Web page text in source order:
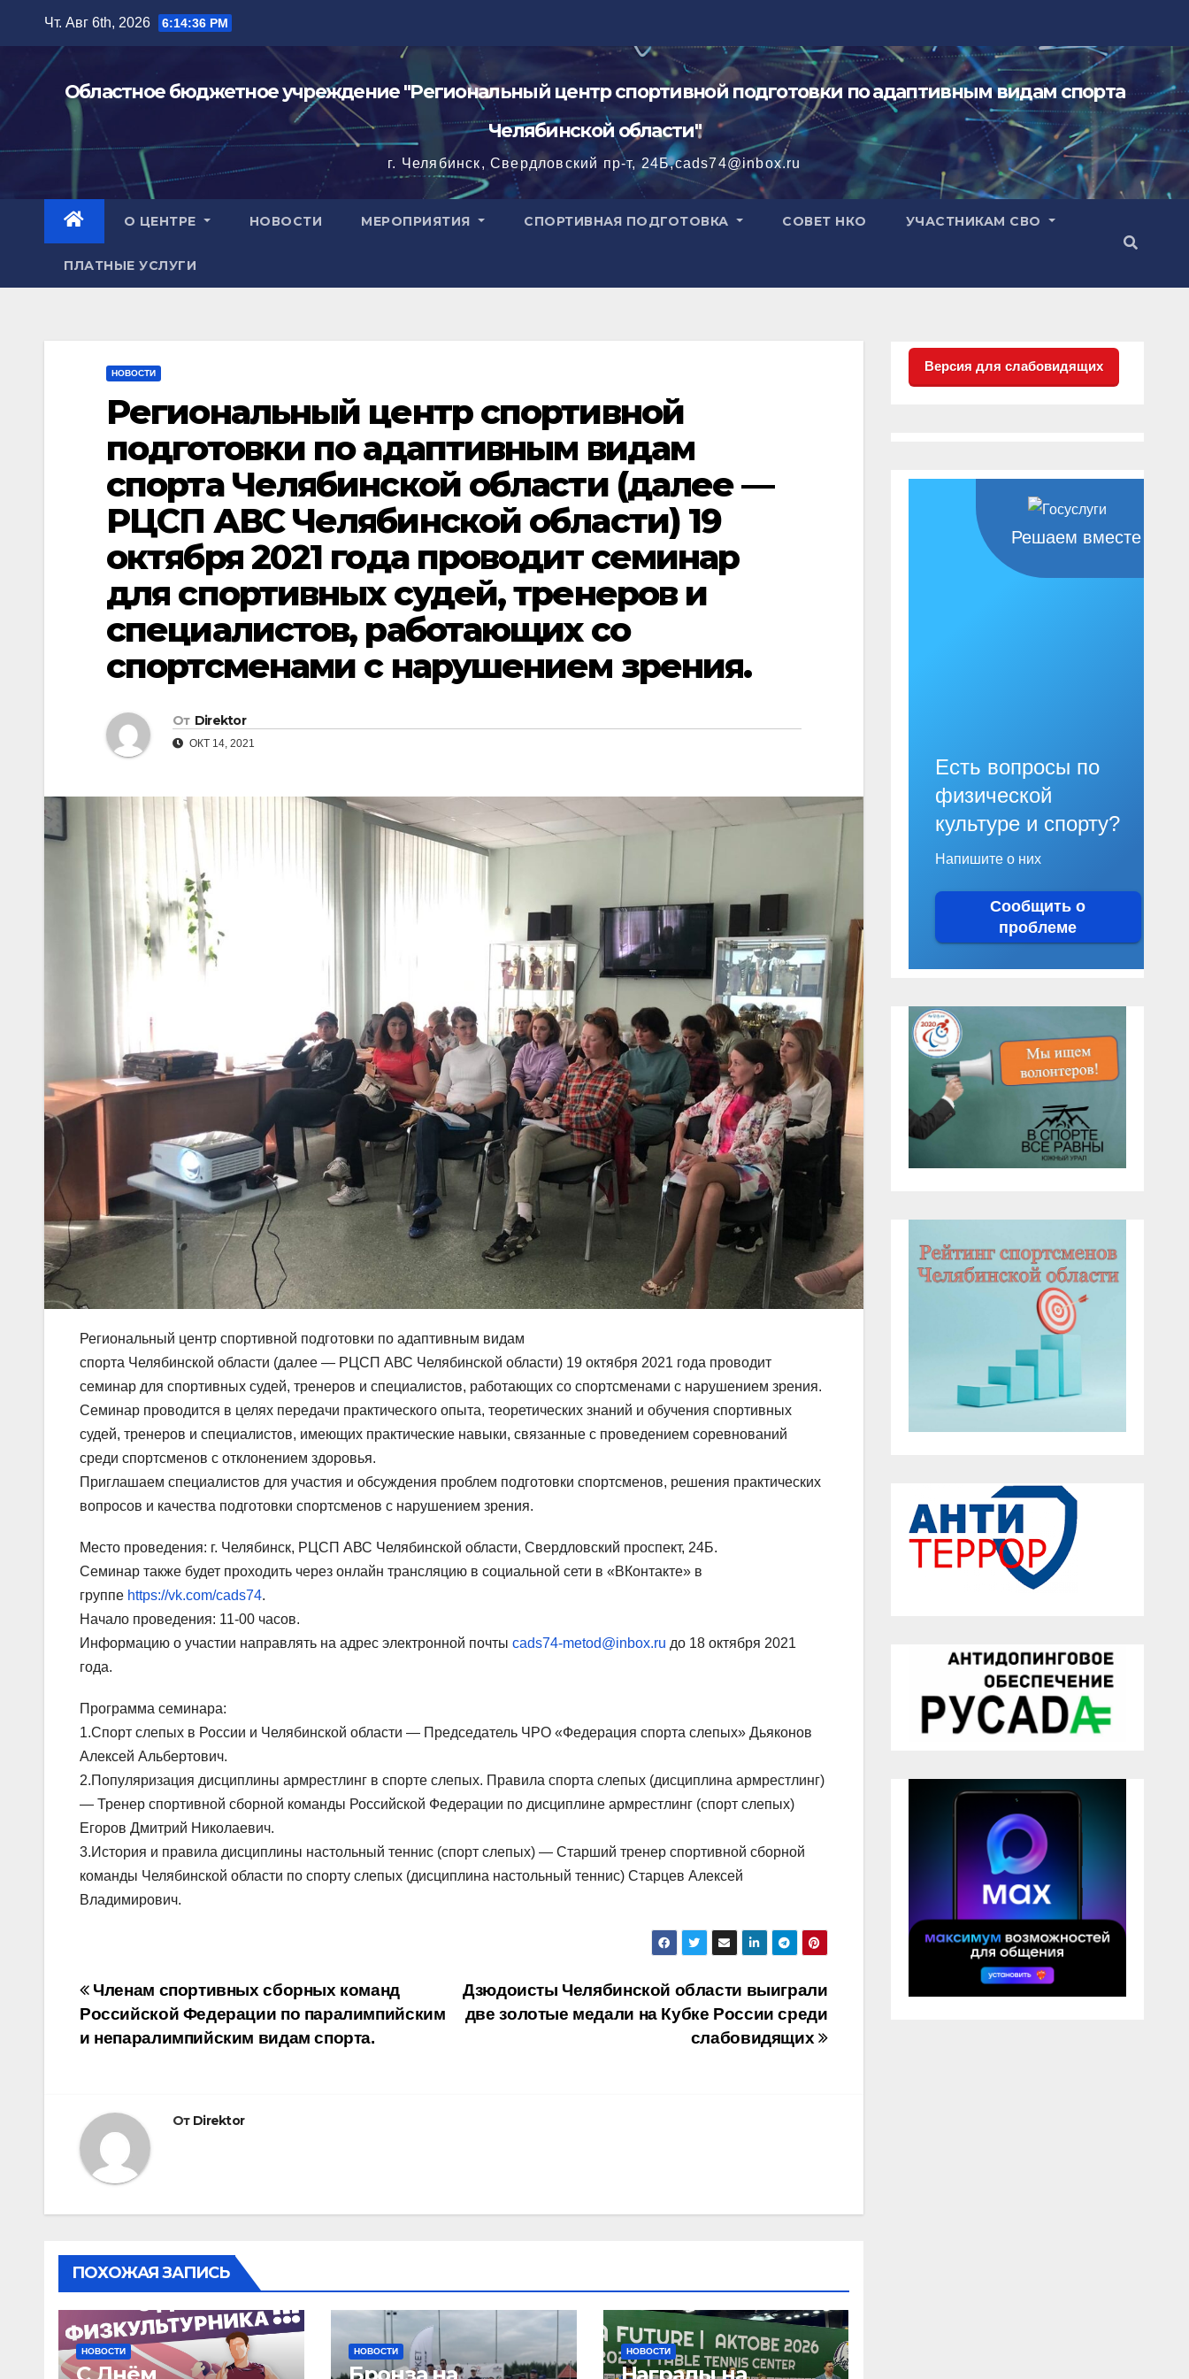
содержимому
Чт. Авг 6th, 2026 6:14:38 PM
Областное бюджетное учреждение "Региональный центр спортивной подготовки по адаптивным видам спорта
Челябинской области"
г. Челябинск, Свердловский пр-т, 24Б,cads74@inbox.ru
О ЦЕНТРЕ НОВОСТИ МЕРОПРИЯТИЯ СПОРТИВНАЯ ПОДГОТОВКА СОВЕТ НКО УЧАСТНИКАМ СВО
ПЛАТНЫЕ УСЛУГИ
НОВОСТИ
Региональный центр спортивной
подготовки по адаптивным видам
спорта Челябинской области (далее —
РЦСП АВС Челябинской области) 19
октября 2021 года проводит семинар
для спортивных судей, тренеров и
специалистов, работающих со
спортсменами с нарушением зрения.
От Direktor
ОКТ 14, 2021
Региональный центр спортивной подготовки по адаптивным видам
спорта Челябинской области (далее — РЦСП АВС Челябинской области) 19 октября 2021 года проводит
семинар для спортивных судей, тренеров и специалистов, работающих со спортсменами с нарушением зрения.
Семинар проводится в целях передачи практического опыта, теоретических знаний и обучения спортивных
судей, тренеров и специалистов, имеющих практические навыки, связанные с проведением соревнований
среди спортсменов с отклонением здоровья.
Приглашаем специалистов для участия и обсуждения проблем подготовки спортсменов, решения практических
вопросов и качества подготовки спортсменов с нарушением зрения.
Место проведения: г. Челябинск, РЦСП АВС Челябинской области, Свердловский проспект, 24Б.
Семинар также будет проходить через онлайн трансляцию в социальной сети в «ВКонтакте» в
группе https://vk.com/cads74.
Начало проведения: 11-00 часов.
Информацию о участии направлять на адрес электронной почты cads74-metod@inbox.ru до 18 октября 2021
года.
Программа семинара:
1.Спорт слепых в России и Челябинской области — Председатель ЧРО «Федерация спорта слепых» Дьяконов
Алексей Альбертович.
2.Популяризация дисциплины армрестлинг в спорте слепых. Правила спорта слепых (дисциплина армрестлинг)
— Тренер спортивной сборной команды Российской Федерации по дисциплине армрестлинг (спорт слепых)
Егоров Дмитрий Николаевич.
3.История и правила дисциплины настольный теннис (спорт слепых) — Старший тренер спортивной сборной
команды Челябинской области по спорту слепых (дисциплина настольный теннис) Старцев Алексей
Владимирович.
Навигация
по
Дзюдоисты Челябинской области выиграли
две золотые медали на Кубке России среди
слабовидящих
Членам спортивных сборных команд
Российской Федерации по паралимпийским
и непаралимпийским видам спорта.
От Direktor
ПОХОЖАЯ ЗАПИСЬ
НОВОСТИ НОВОСТИ НОВОСТИ
Версия для слабовидящих
Решаем вместе
Есть вопросы по
физической
культуре и спорту?
Напишите о них
Сообщить о
проблеме